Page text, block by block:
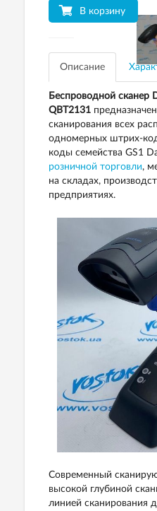
В корзину
Описание
Беспроводной сканер
QBT2131
сканирования всех
одномерных штрих-
коды семейства GS1
розничной торговли,
на складах,
предприятиях.
Современный
высокой глубиной
линией сканирования